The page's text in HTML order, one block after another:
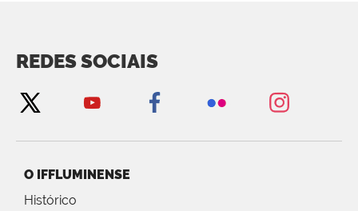
REDES SOCIAIS
O IFFLUMINENSE
Histórico